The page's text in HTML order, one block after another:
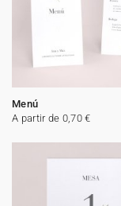
Menú
A partir de 0,70 €